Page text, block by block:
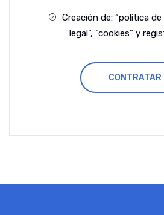
Creación de: “política de
legal”, “cookies” y
CONTRATAR